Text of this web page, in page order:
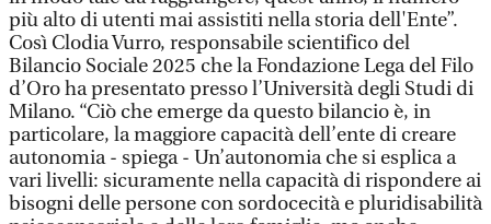
più alto di utenti mai assistiti nella storia dell'Ente”.
Così Clodia Vurro, responsabile scientifico del
Bilancio Sociale 2025 che la Fondazione Lega del Filo
d’Oro ha presentato presso l’Università degli Studi di
Milano. “Ciò che emerge da questo bilancio è, in
particolare, la maggiore capacità dell’ente di creare
autonomia - spiega - Un’autonomia che si esplica a
vari livelli: sicuramente nella capacità di rispondere ai
bisogni delle persone con sordocecità e pluridisabilità